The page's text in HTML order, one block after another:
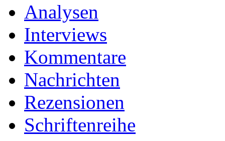
Analysen
Interviews
Kommentare
Nachrichten
Rezensionen
Schriftenreihe